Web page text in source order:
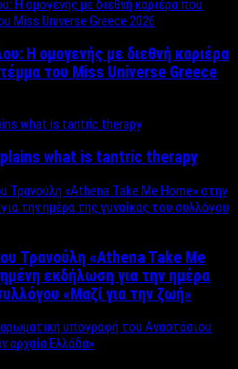
Η ομογενής με διεθνή καριέρα
του Miss Universe Greece
what is tantric therapy
Τρανούλη «Athena Take Me
εκδήλωση για την ημέρα
«Μαζί για την ζωή»